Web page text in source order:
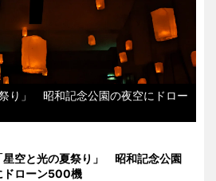
り」 昭和記念公園の夜空にドロー
星空と光の夏祭り」 昭和記念公園
ドローン500機